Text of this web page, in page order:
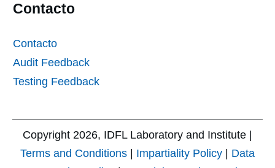
Contacto
Contacto
Audit Feedback
Testing Feedback
Copyright 2026, IDFL Laboratory and Institute |
Terms and Conditions
Impartiality Policy
Data